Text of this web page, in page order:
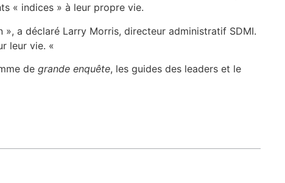
« indices » à leur propre vie.
», a déclaré Larry Morris, directeur administratif SDMI.
leur vie. «
de grande enquête, les guides des leaders et le